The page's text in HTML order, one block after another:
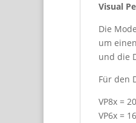
Visual
Die
um
und die
Für den
VP8x =
VP6x =